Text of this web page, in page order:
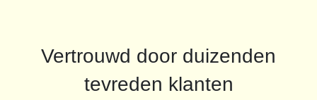
Vertrouwd door duizenden
tevreden klanten